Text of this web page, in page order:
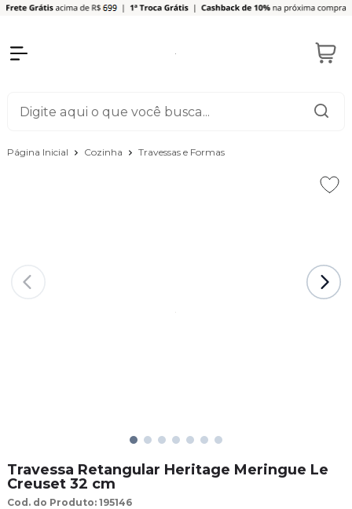
Página Inicial Cozinha Travessas e Formas
Travessa Retangular Heritage Meringue Le
Creuset 32 cm
Cod. do Produto: 195146